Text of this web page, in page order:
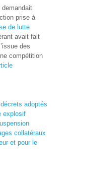
demandait
prise à
de lutte
avait fait
des
compétition
adoptés
explosif
collatéraux
et pour le